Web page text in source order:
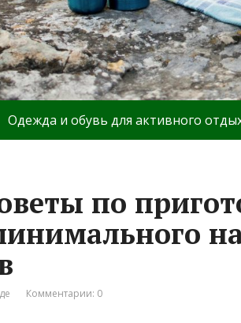
Одежда и обувь для активного
по
Комментарии: 0